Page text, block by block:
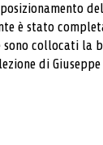
è stato
collocati la
di